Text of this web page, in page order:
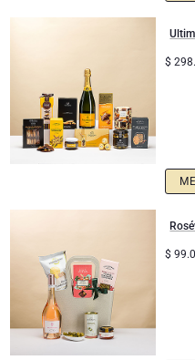
Veuve Clicquot
Geschenke für Ihn
Gute Besserung
Geschenke ideal
Neue Baby-
Geschenke für Kinder
Weihnachtsgeschenke
$
$